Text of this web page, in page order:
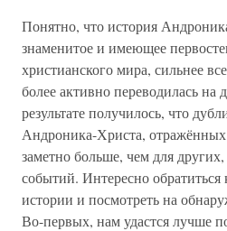
Понятно, что история
знаменитое и имеющее
христианского мира, сильнее
более активно переводилась на
результате получилось, что
Андроника-Христа, отражённых
заметно больше, чем для
событий. Интересно обратиться
истории и посмотреть на
Во-первых, нам удастся лучше